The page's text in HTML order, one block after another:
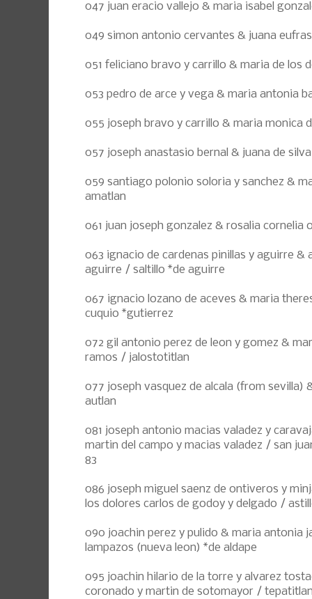
047 juan eracio vallejo & maria isabel
049 simon antonio cervantes & juana
051 feliciano bravo y carrillo & maria de los
053 pedro de arce y vega & maria antonia
055 joseph bravo y carrillo & maria monica
057 joseph anastasio bernal & juana de
059 santiago polonio soloria y sanchez &
amatlan
061 juan joseph gonzalez & rosalia cornelia
063 ignacio de cardenas pinillas y aguirre &
aguirre / saltillo *de aguirre
067 ignacio lozano de aceves & maria
cuquio *gutierrez
072 gil antonio perez de leon y gomez &
ramos / jalostotitlan
077 joseph vasquez de alcala (from sevilla)
autlan
081 joseph antonio macias valadez y
martin del campo y macias valadez / san
83
086 joseph miguel saenz de ontiveros y
los dolores carlos de godoy y delgado /
090 joachin perez y pulido & maria antonia
lampazos (nueva leon) *de aldape
095 joachin hilario de la torre y alvarez
coronado y martin de sotomayor /